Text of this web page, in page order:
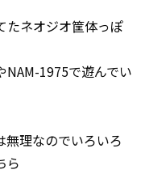
たネオジオ筐体っぽ
NAM-1975で遊んでい
無理なのでいろいろ
ら